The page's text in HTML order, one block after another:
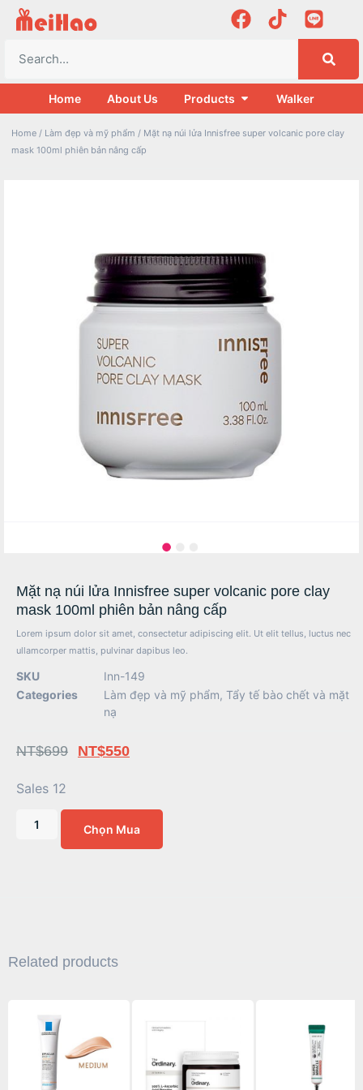
Home About Us Products Walker
Home / Làm đẹp và mỹ phẩm / Mặt nạ núi lửa Innisfree super volcanic pore clay
mask 100ml phiên bản nâng cấp
Mặt nạ núi lửa Innisfree super volcanic pore clay
mask 100ml phiên bản nâng cấp
Lorem ipsum dolor sit amet, consectetur adipiscing elit. Ut elit tellus, luctus nec
ullamcorper mattis, pulvinar dapibus leo.
SKU
Inn-149
Categories
Làm đẹp và mỹ phẩm, Tẩy tế bào chết và mặt
nạ
NT$699 NT$550
Sales 12
Chọn Mua
Related products